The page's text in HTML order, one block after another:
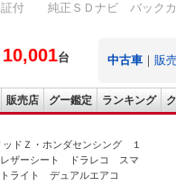
証付 純正ＳＤナビ バッ
10,001台 中古車 ｜ 販
販売店 グー鑑定 ランキング
ッドＺ・ホンダセンシング １
ザーシート ドラレコ スマ
ライト デュアルエアコ